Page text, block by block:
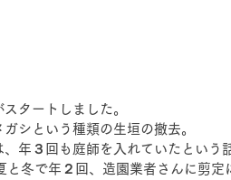
タートしました。
シという種類の生垣の撤去。
年３回も庭師を入れていたという
冬で年２回、造園業者さんに剪定